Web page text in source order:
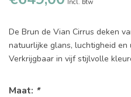
Incl. btw
De Brun de Vian Cirrus deken
natuurlijke glans, luchtigheid en
Verkrijgbaar in vijf stijlvolle
Maat: *